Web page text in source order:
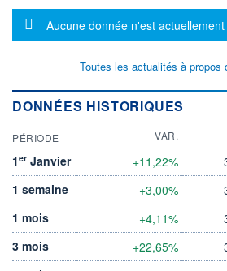
Message d'information
Aucune donnée n'est
Toutes les actualités à propos
DONNÉES HISTORIQUES
PÉRIODE VAR.
1er Janvier +11,22%
1 semaine
+3,00%
1 mois
+4,11%
3 mois
+22,65%